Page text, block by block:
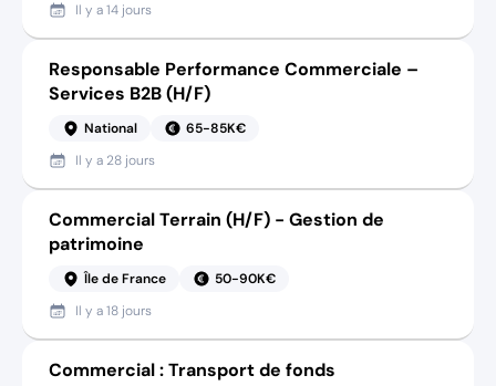
Il y a14 jours
Responsable Performance Commerciale –
Services B2B (H/F)
National
65-85K€
Il y a 28 jours
Commercial Terrain (H/F) - Gestion de
patrimoine
Île de France
50-90K€
Il y a18 jours
Commercial : Transport de fonds